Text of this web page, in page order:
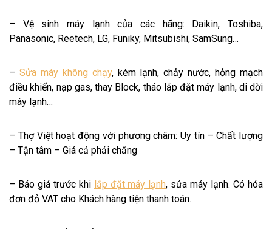
– Vệ sinh máy lạnh của các hãng: Daikin, Toshiba,
Panasonic, Reetech, LG, Funiky, Mitsubishi, SamSung…
– Sửa máy không chạy, kém lạnh, chảy nước, hỏng mạch
điều khiển, nạp gas, thay Block, tháo lắp đặt máy lạnh, di dời
máy lạnh…
– Thợ Việt hoạt động với phương châm: Uy tín – Chất lượng
– Tận tâm – Giá cả phải chăng
– Báo giá trước khi lắp đặt máy lạnh, sửa máy lạnh. Có hóa
đơn đỏ VAT cho Khách hàng tiện thanh toán.